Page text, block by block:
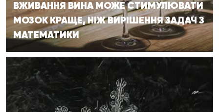
ВЖИВАННЯ ВИНА МОЖЕ СТИМУЛЮВАТИ
МОЗОК КРАЩЕ, НІЖ ВИРІШЕННЯ ЗАДАЧ З
МАТЕМАТИКИ